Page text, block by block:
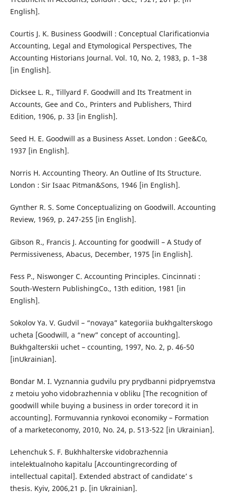
English].
Courtis J. K. Business Goodwill : Conceptual Clarificationvia
Accounting, Legal and Etymological Perspectives, The
Accounting Historians Journal. Vol. 10, No. 2, 1983, p. 1–38
[in English].
Dicksee L. R., Tillyard F. Goodwill and Its Treatment in
Accounts, Gee and Co., Printers and Publishers, Third
Edition, 1906, p. 33 [in English].
Seed H. E. Goodwill as a Business Asset. London : Gee&Co,
1937 [in English].
Norris H. Accounting Theory. An Outline of Its Structure.
London : Sir Isaac Pitman&Sons, 1946 [in English].
Gynther R. S. Some Conceptualizing on Goodwill. Accounting
Review, 1969, p. 247-255 [in English].
Gibson R., Francis J. Accounting for goodwill – A Study of
Permissiveness, Abacus, December, 1975 [in English].
Fess P., Niswonger C. Accounting Principles. Cincinnati :
South-Western PublishingCo., 13th edition, 1981 [in
English].
Sokolov Ya. V. Gudvil – “novaya” kategoriia bukhgalterskogo
ucheta [Goodwill, a “new” concept of accounting].
Bukhgalterskii uchet – ccounting, 1997, No. 2, р. 46-50
[inUkrainian].
Bondar M. I. Vyznannia gudvilu pry prydbanni pidpryemstva
z metoiu yoho vidobrazhennia v obliku [The recognition of
goodwill while buying a business in order torecord it in
accounting]. Formuvannia rynkovoi economiky – Formation
of a marketeconomy, 2010, No. 24, р. 513-522 [in Ukrainian].
Lehenchuk S. F. Bukhhalterske vidobrazhennia
intelektualnoho kapitalu [Accountingrecording of
intellectual capital]. Extended abstract of candidate’ s
thesis. Kyiv, 2006,21 p. [in Ukrainian].